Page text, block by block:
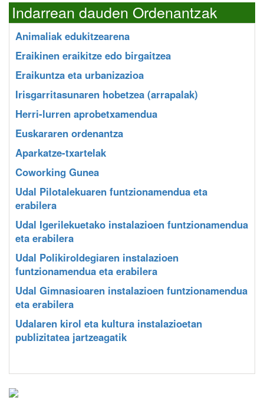
Indarrean dauden Ordenantzak
Animaliak edukitzearena
Eraikinen eraikitze edo birgaitzea
Eraikuntza eta urbanizazioa
Irisgarritasunaren hobetzea (arrapalak)
Herri-lurren aprobetxamendua
Euskararen ordenantza
Aparkatze-txartelak
Coworking Gunea
Udal Pilotalekuaren funtzionamendua eta
erabilera
Udal Igerilekuetako instalazioen funtzionamendua
eta erabilera
Udal Polikiroldegiaren instalazioen
funtzionamendua eta erabilera
Udal Gimnasioaren instalazioen funtzionamendua
eta erabilera
Udalaren kirol eta kultura instalazioetan
publizitatea jartzeagatik